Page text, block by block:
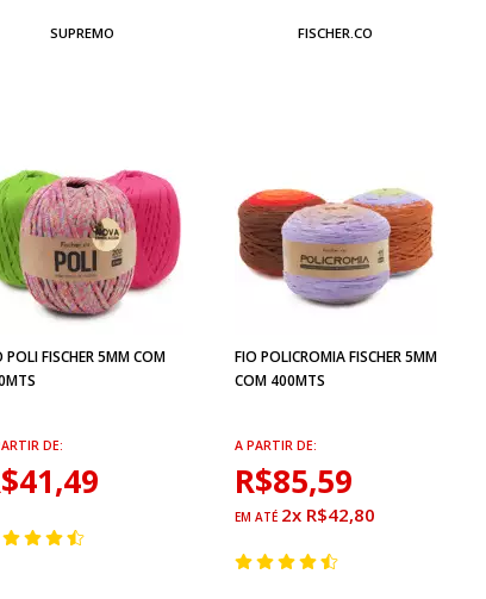
SUPREMO FISCHER.CO
POLI FISCHER 5MM COM
DE:
FIO POLICROMIA FISCHER 5MM
COM 400MTS
A PARTIR DE:
R$85,59
2x R$42,80